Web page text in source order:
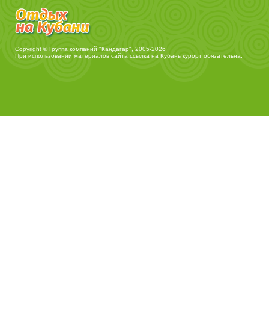
Copyright © Группа компаний "Кандагар", 2005-2026
При использовании материалов сайта ссылка на Кубань курорт обязательна.